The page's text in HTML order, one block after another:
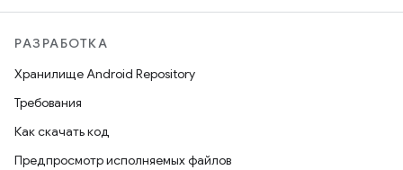
РАЗРАБОТКА
Хранилище Android Repository
Требования
Как скачать код
Предпросмотр исполняемых файлов